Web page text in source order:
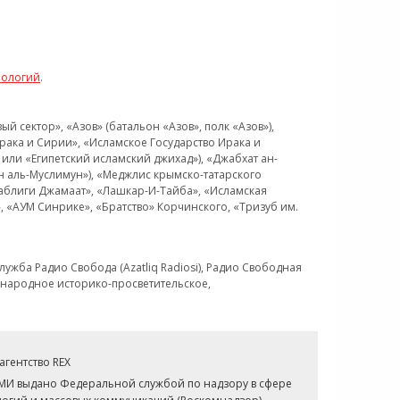
.
«Азов» (батальон «Азов», полк «Азов»),
и Сирии», «Исламское Государство Ирака и
«Египетский исламский джихад»), «Джабхат ан-
Муслимун»), «Меджлис крымско-татарского
Джамаат», «Лашкар-И-Тайба», «Исламская
Синрике», «Братство» Корчинского, «Тризуб им.
Радио Свобода (Azatliq Radiosi), Радио Свободная
историко-просветительское,
REX
выдано Федеральной службой по надзору в сфере